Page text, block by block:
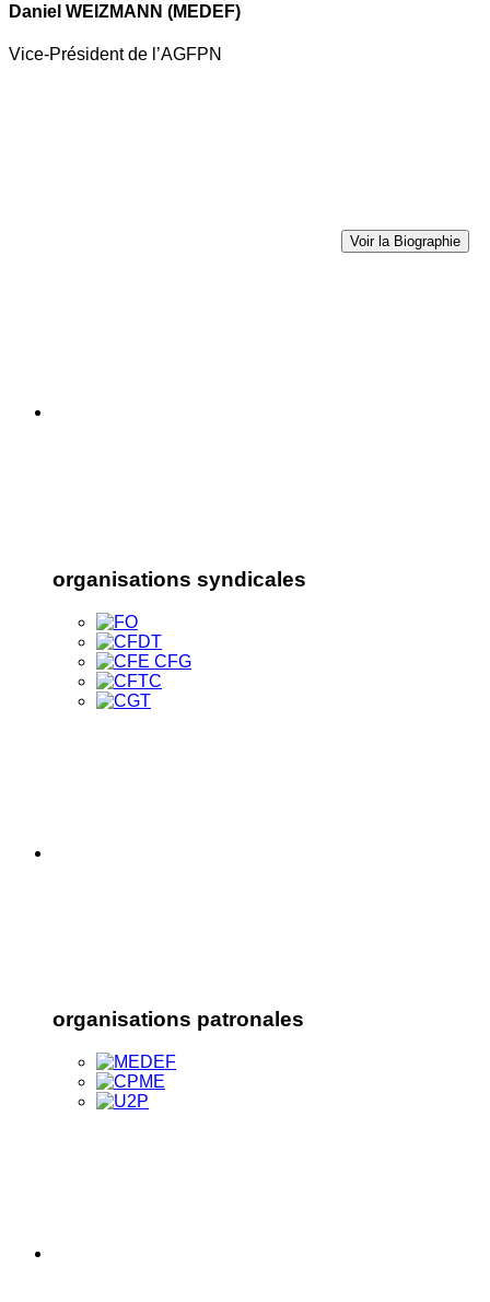
Daniel WEIZMANN (MEDEF)
Vice-Président de l’AGFPN
Voir la Biographie
organisations syndicales
organisations patronales